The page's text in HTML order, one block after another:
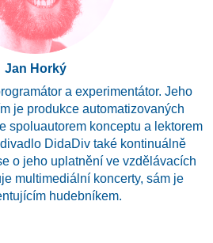
Jan Horký
a experimentátor. Jeho
je produkce automatizovaných
spoluautorem konceptu a lektorem
DidaDiv také kontinuálně
o jeho uplatnění ve vzdělávacích
multimediální koncerty, sám je
hudebníkem.